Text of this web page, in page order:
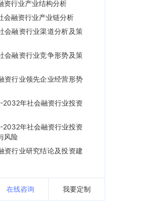
资行业产业结构分析
会融资行业产业链分析
会融资行业渠道分析及策
会融资行业竞争形势及策
资行业领先企业经营形势
2032年社会融资行业投资
2032年社会融资行业投资
风险
资行业研究结论及投资建
在线咨询 我要定制